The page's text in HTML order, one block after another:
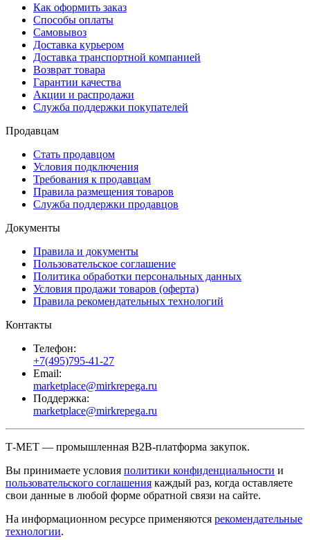
Как оформить заказ
Способы оплаты
Самовывоз
Доставка курьером
Доставка транспортной компанией
Возврат товара
Гарантии качества
Акции и распродажи
Служба поддержки покупателей
Продавцам
Стать продавцом
Условия подключения
Требования к продавцам
Правила размещения товаров
Служба поддержки продавцов
Документы
Правила и документы
Пользовательское соглашение
Политика обработки персональных данных
Условия продажи товаров (оферта)
Правила рекомендательных технологий
Контакты
Телефон:
+7(495)795-41-27
Email:
marketplace@mirkrepega.ru
Поддержка:
marketplace@mirkrepega.ru
Т-МЕТ — промышленная B2B-платформа закупок.
Вы принимаете условия политики конфиденциальности и
пользовательского соглашения каждый раз, когда оставляете
свои данные в любой форме обратной связи на сайте.
На информационном ресурсе применяются рекомендательные
технологии.